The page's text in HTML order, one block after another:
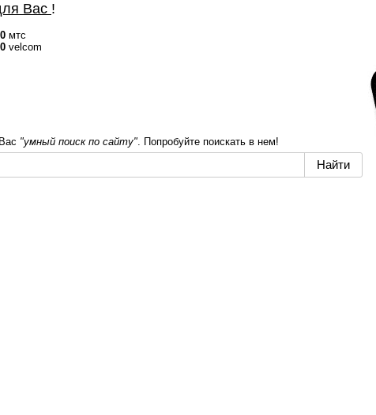
Вас !
мтс
velcom
"умный поиск по сайту". Попробуйте поискать в нем!